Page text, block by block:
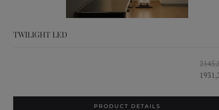
TWILIGHT LED
PRODUCT DETAILS